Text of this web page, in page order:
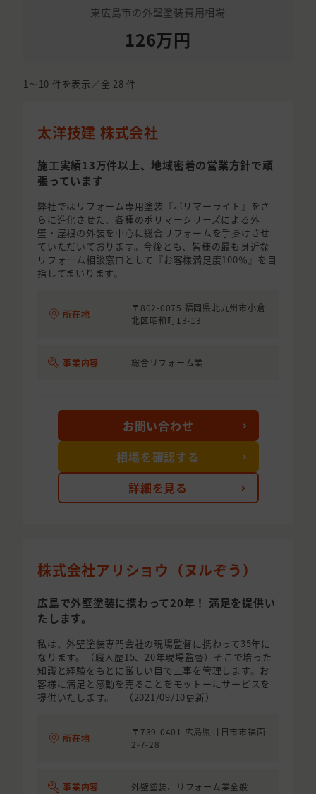
東広島市の外壁塗装費用相場
126万円
1〜10 件を表示／全 28 件
太洋技建 株式会社
施工実績13万件以上、地域密着の営業方針で頑
張っています
弊社ではリフォーム専用塗装『ポリマーライト』をさ
らに進化させた、各種のポリマーシリーズによる外
壁・屋根の外装を中心に総合リフォームを手掛けさせ
ていただいております。今後とも、皆様の最も身近な
リフォーム相談窓口として『お客様満足度100％』を目
指してまいります。
所在地
〒802-0075 福岡県北九州市小倉
北区昭和町13-13
事業内容 総合リフォーム業
詳細を見る
お問い合わせ
相場を確認する
株式会社アリショウ（ヌルぞう）
広島で外壁塗装に携わって20年！ 満足を提供い
たします。
私は、外壁塗装専門会社の現場監督に携わって35年に
なります。（職人歴15、20年現場監督）そこで培った
知識と経験をもとに厳しい目で工事を管理します。お
客様に満足と感動を売ることをモットーにサービスを
提供いたします。 （2021/09/10更新）
所在地
〒739-0401 広島県廿日市市福面
2-7-28
事業内容 外壁塗装、リフォーム業全般